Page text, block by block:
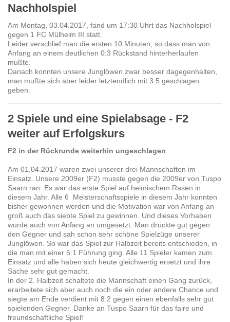
Nachholspiel
Am Montag, 03.04.2017, fand um 17:30 Uhrt das Nachholspiel
gegen 1 FC Mülheim III statt.
Leider verschlief man die ersten 10 Minuten, so dass man von
Anfang an einem deutlichen 0:3 Rückstand hinterherlaufen
mußte.
Danach konnten unsere Junglöwen zwar besser dagegenhalten,
man mußte sich aber leider letztendlich mit 3:5 geschlagen
geben.
2 Spiele und eine Spielabsage - F2
weiter auf Erfolgskurs
F2 in der Rückrunde weiterhin ungeschlagen
Am 01.04.2017 waren zwei unserer drei Mannschaften im
Einsatz. Unsere 2009er (F2) musste gegen die 2009er von Tuspo
Saarn ran. Es war das erste Spiel auf heimischem Rasen in
diesem Jahr. Alle 6 Meisterschaftsspiele in diesem Jahr konnten
bisher gewonnen werden und die Motivation war von Anfang an
groß auch das siebte Spiel zu gewinnen. Und dieses Vorhaben
wurde auch von Anfang an umgesetzt. Man drückte gut gegen
den Gegner und sah schon sehr schöne Spielzüge unserer
Junglöwen. So war das Spiel zur Halbzeit bereits entschieden, in
die man mit einer 5:1 Führung ging. Alle 11 Spieler kamen zum
Einsatz und alle haben sich heute gleichwertig ersetzt und ihre
Sache sehr gut gemacht.
In der 2. Halbzeit schaltete die Mannschaft einen Gang zurück,
erarbeitete sich aber auch noch die ein oder andere Chance und
siegte am Ende verdient mit 8:2 gegen einen ebenfalls sehr gut
spielenden Gegner. Danke an Tuspo Saarn für das faire und
freundschaftliche Spiel!